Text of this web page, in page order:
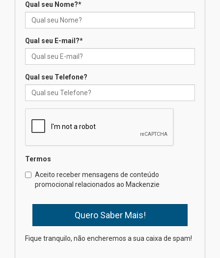
Como o Colégio Mackenzie
mesmo do Ensino Médio
04.08.2026
Como os pais podem investir
escola
docentes para debater
inovação e desafios da
educação superior
finalista do Prêmio Jabuti com
Qual seu Nome?*
Qual seu E-mail?*
Qual seu Telefone?
Termos
Aceito receber mensagens de conteúdo
promocional relacionados ao Mackenzie
Fique tranquilo, não encheremos a sua caixa de spam!